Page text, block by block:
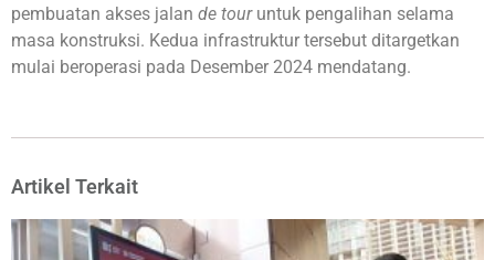
pembuatan akses jalan de touruntuk pengalihan selama
masa konstruksi. Kedua infrastruktur tersebut ditargetkan
mulai beroperasi pada Desember 2024 mendatang.
Artikel Terkait